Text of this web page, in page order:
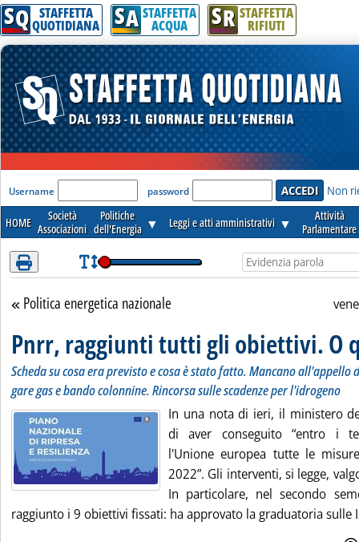
Attenzione! Esegui l'accesso per lèggere interamente la notizia.
SQ STAFFETTA
QUOTIDIANA SA STAFFETTA
ACQUA SR STAFFETTA
RIFIUTI
'Modulo Login per accedere'
Username password Non
HOME
Società
Associazioni
Politiche
dell'Energia ▼ Leggi e atti amministrativi ▼
Attività
Parlamentare
Torna alla sezione
Politica energetica nazionale
Pnrr, raggiunti tutti gli obiettivi. O
Scheda su cosa era previsto e cosa è stato fatto. Mancano
gare gas e bando colonnine. Rincorsa sulle scadenze per l'idrogeno
In una nota di ieri, il ministero
di aver conseguito “entro i
l'Unione europea tutte le
2022”. Gli interventi, si legge,
In particolare, nel secondo
raggiunto i 9 obiettivi fissati: ha approvato la graduatoria sulle